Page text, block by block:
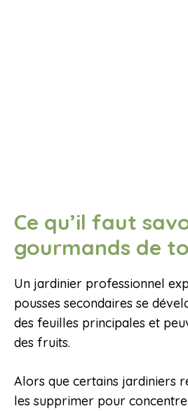
Ce qu’il faut
gourmands de
Un jardinier professionnel
pousses secondaires se
des feuilles principales et
des fruits.
Alors que certains jardiniers
les supprimer pour